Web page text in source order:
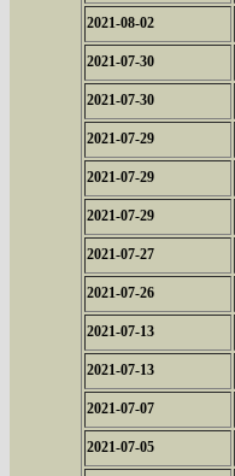
2021-08-02
2021-07-30
2021-07-30
2021-07-29
2021-07-29
2021-07-29
2021-07-27
2021-07-26
2021-07-13
2021-07-13
2021-07-07
2021-07-05